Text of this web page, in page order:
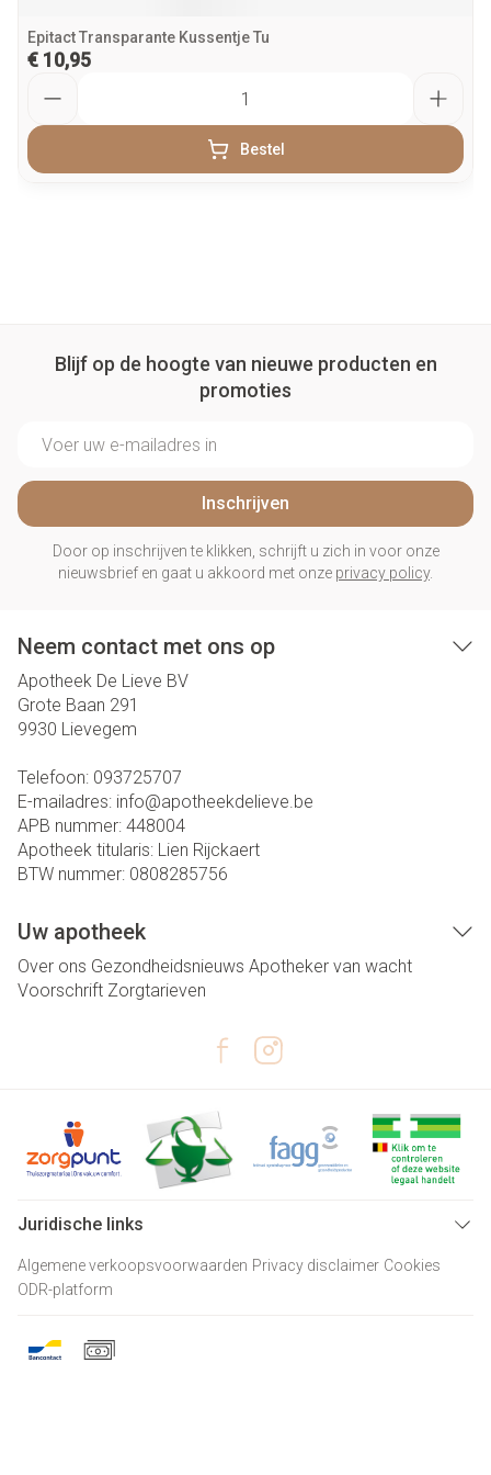
Epitact Transparante Kussentje Tu
€ 10,95
Bestel
Blijf op de hoogte van nieuwe producten en
promoties
Inschrijven
Door op inschrijven te klikken, schrijft u zich in voor onze
nieuwsbrief en gaat u akkoord met onze privacy policy.
Neem contact met ons op
Apotheek De Lieve BV
Grote Baan 291
9930 Lievegem
Telefoon: 093725707
E-mailadres: info@apotheekdelieve.be
APB nummer: 448004
Apotheek titularis: Lien Rijckaert
BTW nummer: 0808285756
Uw apotheek
Over ons Gezondheidsnieuws Apotheker van wacht
Voorschrift Zorgtarieven
Juridische links
Algemene verkoopsvoorwaarden Privacy disclaimer Cookies
ODR-platform